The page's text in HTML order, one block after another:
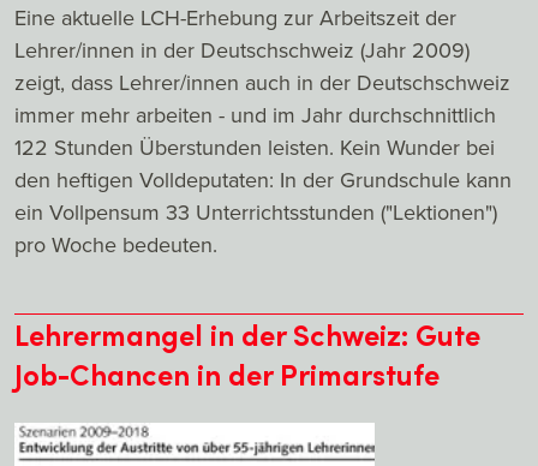
Eine aktuelle LCH-Erhebung zur Arbeitszeit der
Lehrer/innen in der Deutschschweiz (Jahr 2009)
zeigt, dass Lehrer/innen auch in der Deutschschweiz
immer mehr arbeiten - und im Jahr durchschnittlich
122 Stunden Überstunden leisten. Kein Wunder bei
den heftigen Volldeputaten: In der Grundschule kann
ein Vollpensum 33 Unterrichtsstunden ("Lektionen")
pro Woche bedeuten.
Lehrermangel in der Schweiz: Gute
Job-Chancen in der Primarstufe